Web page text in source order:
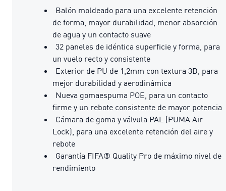
Balón moldeado para una excelente retención
de forma, mayor durabilidad, menor absorción
de agua y un contacto suave
32 paneles de idéntica superficie y forma, para
un vuelo recto y consistente
Exterior de PU de 1,2mm con textura 3D, para
mejor durabilidad y aerodinámica
Nueva gomaespuma POE, para un contacto
firme y un rebote consistente de mayor potencia
Cámara de goma y válvula PAL (PUMA Air
Lock), para una excelente retención del aire y
rebote
Garantía FIFA® Quality Pro de máximo nivel de
rendimiento